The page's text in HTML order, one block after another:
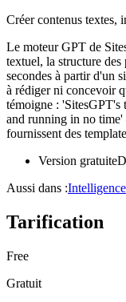
Créer contenus textes,
Le moteur GPT de
textuel, la structure des
secondes à partir d'un
à rédiger ni concevoir
témoigne : 'SitesGPT's
and running in no
fournissent des
Version gratuite
Aussi dans :
Tarification
Free
Gratuit